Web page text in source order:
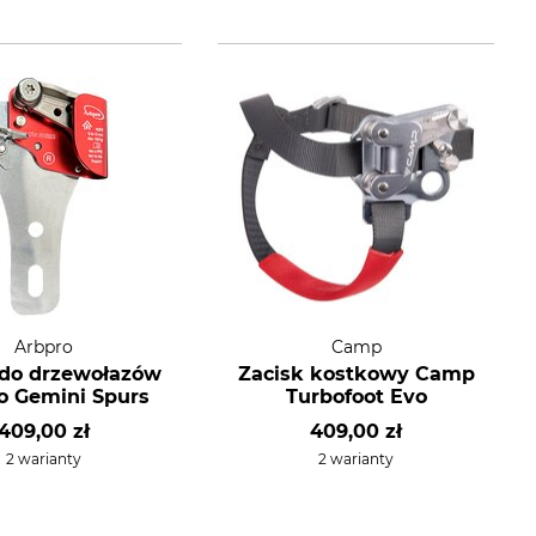
Arbpro
drzewołazów
Gemini Spurs
zł
2 warianty
Camp
Zacisk kostkowy Camp
Turbofoot Evo
409,00 zł
2 warianty